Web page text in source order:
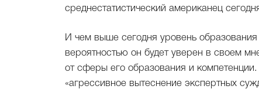
среднестатистический американец
И чем выше сегодня уровень
вероятностью он будет уверен в своем
от сферы его образования и
«агрессивное вытеснение экспертных